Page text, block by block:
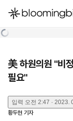
한국어
美 하원의원 "비
필요"
입력 오전 2:47 · 2023.
황두현 기자